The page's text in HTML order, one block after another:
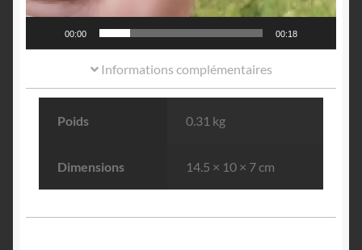
00:00 00:18
Informations complémentaires
Poids 0.31 kg
Dimensions 14.5 × 10 × 7 cm